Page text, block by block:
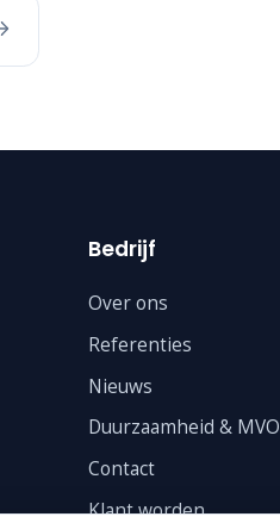
Bedrijf
Over ons
Referenties
Nieuws
Duurzaamheid & MVO
Contact
Klant worden